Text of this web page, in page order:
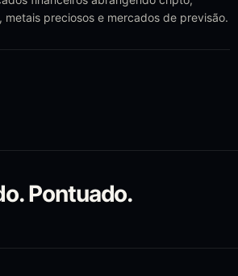
metais preciosos e mercados de previsão.
Pontuado.